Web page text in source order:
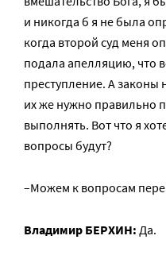
и никогда б я не была
когда второй суд меня
подала апелляцию, что
преступление. А
их же нужно правильно
выполнять. Вот что я
вопросы будут?
–Можем к вопросам
Владимир БЕРХИН: Да.